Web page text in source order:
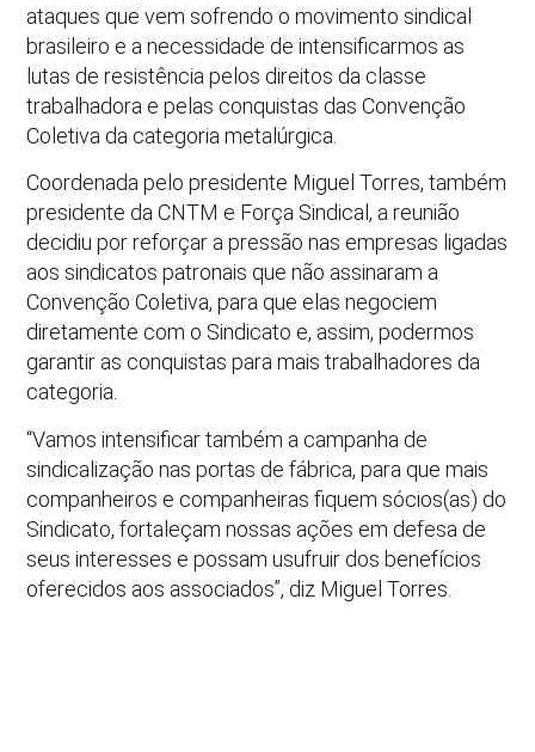
ataques que vem sofrendo o movimento sindical
brasileiro e a necessidade de intensificarmos as
lutas de resistência pelos direitos da classe
trabalhadora e pelas conquistas das Convenção
Coletiva da categoria metalúrgica.
Coordenada pelo presidente Miguel Torres, também
presidente da CNTM e Força Sindical, a reunião
decidiu por reforçar a pressão nas empresas ligadas
aos sindicatos patronais que não assinaram a
Convenção Coletiva, para que elas negociem
diretamente com o Sindicato e, assim, podermos
garantir as conquistas para mais trabalhadores da
categoria.
“Vamos intensificar também a campanha de
sindicalização nas portas de fábrica, para que mais
companheiros e companheiras fiquem sócios(as) do
Sindicato, fortaleçam nossas ações em defesa de
seus interesses e possam usufruir dos benefícios
oferecidos aos associados”, diz Miguel Torres.